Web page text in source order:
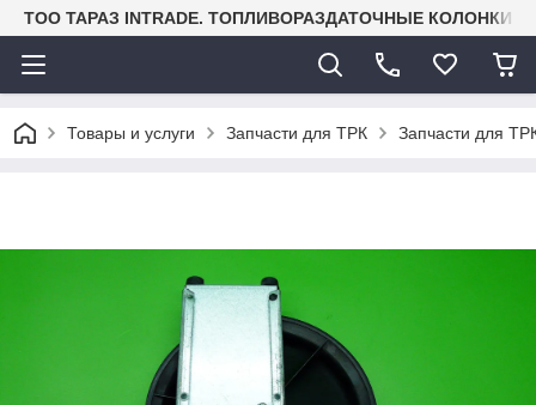
TOO ТАРАЗ INTRADE. ТОПЛИВОРАЗДАТОЧНЫЕ КОЛОНКИ
Товары и услуги Запчасти для ТРК Запчасти для